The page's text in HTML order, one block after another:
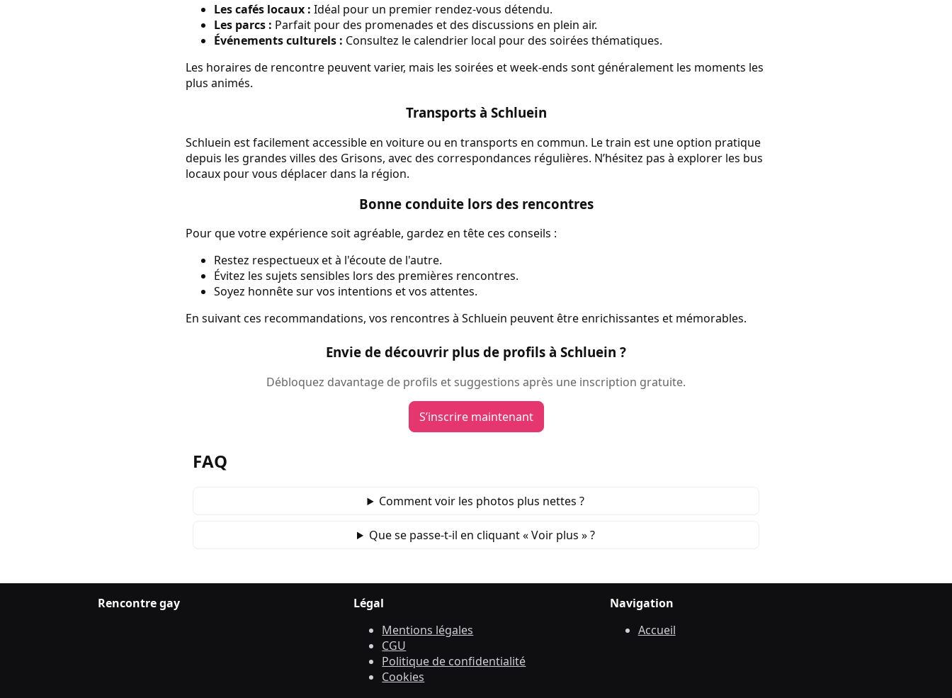
Les cafés locaux : Idéal pour un premier rendez-vous détendu.
Les parcs : Parfait pour des promenades et des discussions en plein air.
Événements culturels : Consultez le calendrier local pour des soirées thématiques.
Les horaires de rencontre peuvent varier, mais les soirées et week-ends sont généralement les moments les
plus animés.
Transports à Schluein
Schluein est facilement accessible en voiture ou en transports en commun. Le train est une option pratique
depuis les grandes villes des Grisons, avec des correspondances régulières. N’hésitez pas à explorer les bus
locaux pour vous déplacer dans la région.
Bonne conduite lors des rencontres
Pour que votre expérience soit agréable, gardez en tête ces conseils :
Restez respectueux et à l'écoute de l'autre.
Évitez les sujets sensibles lors des premières rencontres.
Soyez honnête sur vos intentions et vos attentes.
En suivant ces recommandations, vos rencontres à Schluein peuvent être enrichissantes et mémorables.
Envie de découvrir plus de profils à Schluein ?
Débloquez davantage de profils et suggestions après une inscription gratuite.
S’inscrire maintenant
FAQ
Comment voir les photos plus nettes ?
Que se passe‑t‑il en cliquant « Voir plus » ?
Rencontre gay
Légal
Mentions légales
CGU
Politique de confidentialité
Cookies
Navigation
Accueil